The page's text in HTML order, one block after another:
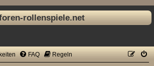
rollenspiele.net
FAQ Regeln